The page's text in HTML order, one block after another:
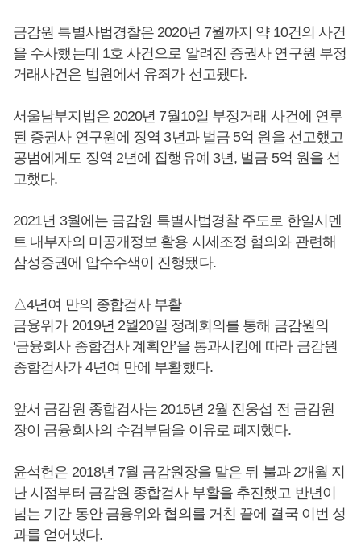
금감원 특별사법경찰은 2020년 7월까지 약 10건의 사건
을 수사했는데 1호 사건으로 알려진 증권사 연구원 부정
거래사건은 법원에서 유죄가 선고됐다.
서울남부지법은 2020년 7월10일 부정거래 사건에 연루
된 증권사 연구원에 징역 3년과 벌금 5억 원을 선고했고
공범에게도 징역 2년에 집행유예 3년, 벌금 5억 원을 선
고했다.
2021년 3월에는 금감원 특별사법경찰 주도로 한일시멘
트 내부자의 미공개정보 활용 시세조정 혐의와 관련해
삼성증권에 압수수색이 진행됐다.
△4년여 만의 종합검사 부활
금융위가 2019년 2월20일 정례회의를 통해 금감원의
‘금융회사 종합검사 계획안’을 통과시킴에 따라 금감원
종합검사가 4년여 만에 부활했다.
앞서 금감원 종합검사는 2015년 2월 진웅섭 전 금감원
장이 금융회사의 수검부담을 이유로 폐지했다.
윤석헌은 2018년 7월 금감원장을 맡은 뒤 불과 2개월 지
난 시점부터 금감원 종합검사 부활을 추진했고 반년이
넘는 기간 동안 금융위와 협의를 거친 끝에 결국 이번 성
과를 얻어냈다.